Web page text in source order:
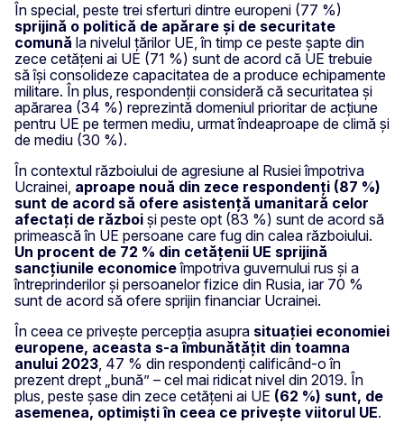
În special, peste trei sferturi dintre europeni (77 %)
sprijină o politică de apărare și de securitate
comună la nivelul țărilor UE, în timp ce peste șapte din
zece cetățeni ai UE (71 %) sunt de acord că UE trebuie
să își consolideze capacitatea de a produce echipamente
militare. În plus, respondenții consideră că securitatea și
apărarea (34 %) reprezintă domeniul prioritar de acțiune
pentru UE pe termen mediu, urmat îndeaproape de climă și
de mediu (30 %).
În contextul războiului de agresiune al Rusiei împotriva
Ucrainei, aproape nouă din zece respondenți (87 %)
sunt de acord să ofere asistență umanitară celor
afectați de război și peste opt (83 %) sunt de acord să
primească în UE persoane care fug din calea războiului.
Un procent de 72 % din cetățenii UE sprijină
sancțiunile economiceîmpotriva guvernului rus și a
întreprinderilor și persoanelor fizice din Rusia, iar 70 %
sunt de acord să ofere sprijin financiar Ucrainei.
În ceea ce privește percepția asupra situației economiei
europene, aceasta s-a îmbunătățit din toamna
anului 2023, 47 % din respondenți calificând-o în
prezent drept „bună” – cel mai ridicat nivel din 2019. În
plus, peste șase din zece cetățeni ai UE (62 %) sunt, de
asemenea, optimiști în ceea ce privește viitorul UE.